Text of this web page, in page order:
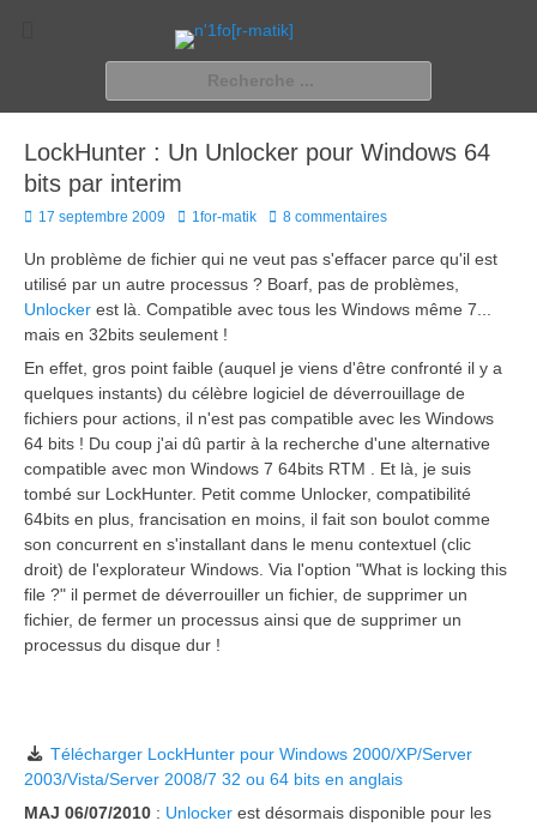
n'1fo[r-matik]
Pour les nymphos d'infos en info…
LockHunter : Un Unlocker pour Windows 64
bits par interim
Posted
17 septembre 2009 Author
1for-matik 8 commentaires
Un problème de fichier qui ne veut pas s'effacer parce qu'il est
utilisé par un autre processus ? Boarf, pas de problèmes,
Unlocker est là. Compatible avec tous les Windows même 7...
mais en 32bits seulement !
En effet, gros point faible (auquel je viens d'être confronté il y a
quelques instants) du célèbre logiciel de déverrouillage de
fichiers pour actions, il n'est pas compatible avec les Windows
64 bits ! Du coup j'ai dû partir à la recherche d'une alternative
compatible avec mon Windows 7 64bits RTM . Et là, je suis
tombé sur LockHunter. Petit comme Unlocker, compatibilité
64bits en plus, francisation en moins, il fait son boulot comme
son concurrent en s'installant dans le menu contextuel (clic
droit) de l'explorateur Windows. Via l'option "What is locking this
file ?" il permet de déverrouiller un fichier, de supprimer un
fichier, de fermer un processus ainsi que de supprimer un
processus du disque dur !
Télécharger LockHunter pour Windows 2000/XP/Server
2003/Vista/Server 2008/7 32 ou 64 bits en anglais
MAJ 06/07/2010 : Unlocker est désormais disponible pour les